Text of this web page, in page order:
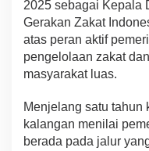
2025 sebagai Kepala
Gerakan Zakat
atas peran aktif
pengelolaan zakat
masyarakat luas.
Menjelang satu tahun
kalangan menilai
berada pada jalur